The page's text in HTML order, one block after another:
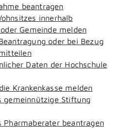
beantragen
innerhalb
Gemeinde melden
oder bei Bezug
Daten der Hochschule
Krankenkasse melden
gemeinnützige Stiftung
Pharmaberater beantragen